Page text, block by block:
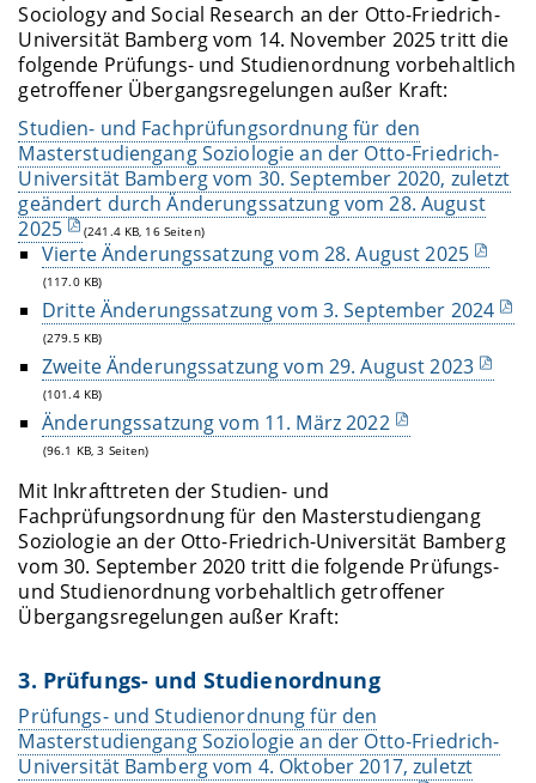
Sociology and Social Research an der Otto-Friedrich-
Universität Bamberg vom 14. November 2025 tritt die
folgende Prüfungs- und Studienordnung vorbehaltlich
getroffener Übergangsregelungen außer Kraft:
Studien- und Fachprüfungsordnung für den
Masterstudiengang Soziologie an der Otto-Friedrich-
Universität Bamberg vom 30. September 2020, zuletzt
geändert durch Änderungssatzung vom 28. August
2025
(241.4 KB, 16 Seiten)
Vierte Änderungssatzung vom 28. August 2025
(117.0 KB)
Dritte Änderungssatzung vom 3. September 2024
(279.5 KB)
Zweite Änderungssatzung vom 29. August 2023
(101.4 KB)
Änderungssatzung vom 11. März 2022
(96.1 KB, 3 Seiten)
Mit Inkrafttreten der Studien- und
Fachprüfungsordnung für den Masterstudiengang
Soziologie an der Otto-Friedrich-Universität Bamberg
vom 30. September 2020 tritt die folgende Prüfungs-
und Studienordnung vorbehaltlich getroffener
Übergangsregelungen außer Kraft:
3. Prüfungs- und Studienordnung
Prüfungs- und Studienordnung für den
Masterstudiengang Soziologie an der Otto-Friedrich-
Universität Bamberg vom 4. Oktober 2017, zuletzt